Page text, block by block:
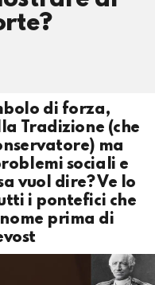
di forza,
Tradizione (che
ma
sociali e
vuol dire? Ve lo
i pontefici che
prima di